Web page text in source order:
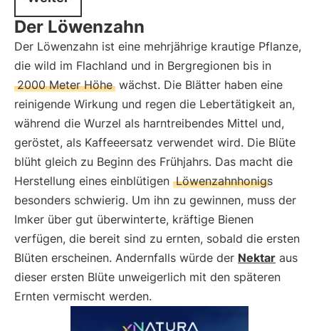
Der Löwenzahn
Der Löwenzahn ist eine mehrjährige krautige Pflanze,
die wild im Flachland und in Bergregionen bis in
2000 Meter Höhe wächst. Die Blätter haben eine
reinigende Wirkung und regen die Lebertätigkeit an,
während die Wurzel als harntreibendes Mittel und,
geröstet, als Kaffeeersatz verwendet wird. Die Blüte
blüht gleich zu Beginn des Frühjahrs. Das macht die
Herstellung eines einblütigen Löwenzahnhonigs
besonders schwierig. Um ihn zu gewinnen, muss der
Imker über gut überwinterte, kräftige Bienen
verfügen, die bereit sind zu ernten, sobald die ersten
Blüten erscheinen. Andernfalls würde der Nektar aus
dieser ersten Blüte unweigerlich mit den späteren
Ernten vermischt werden.